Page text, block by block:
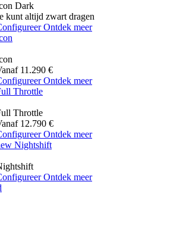
Dark
kunt altijd zwart dragen
Ontdek meer
11.290 €
Ontdek meer
Throttle
Throttle
12.790 €
Ontdek meer
Nightshift
Ontdek meer